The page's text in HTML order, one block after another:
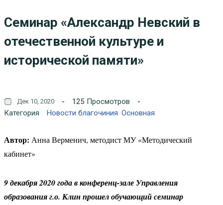
Cеминар «Александр Невский в
отечественной культуре и
исторической памяти»
Дек 10, 2020 125 Просмотров
Категория
Новости благочиния Основная
Автор: Анна Верменич, методист МУ «Методический
кабинет»
9 декабря 2020 года в конференц-зале Управления
образования г.о. Клин прошел обучающий семинар